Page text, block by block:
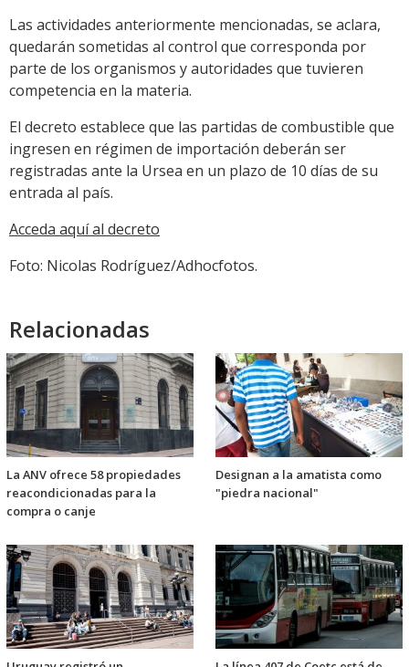
Las actividades anteriormente mencionadas, se aclara,
quedarán sometidas al control que corresponda por
parte de los organismos y autoridades que tuvieren
competencia en la materia.
El decreto establece que las partidas de combustible que
ingresen en régimen de importación deberán ser
registradas ante la Ursea en un plazo de 10 días de su
entrada al país.
Acceda aquí al decreto
Foto: Nicolas Rodríguez/Adhocfotos.
Relacionadas
La ANV ofrece 58 propiedades
reacondicionadas para la
compra o canje
Designan a la amatista como
"piedra nacional"